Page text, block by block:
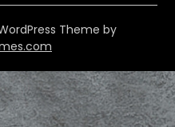
Theme by